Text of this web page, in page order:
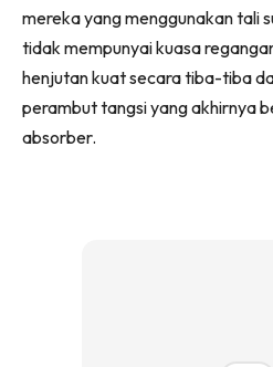
mereka yang menggunakan tali
tidak mempunyai kuasa
henjutan kuat secara tiba-tiba
perambut tangsi yang akhirnya
absorber.